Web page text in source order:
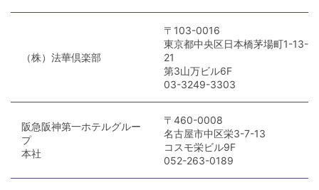
（株）法華倶楽部
〒103-0016
東京都中央区日本橋茅場町1-13-
21
第3山万ビル6F
03-3249-3303
阪急阪神第一ホテルグルー
プ
本社
〒460-0008
名古屋市中区栄3-7-13
コスモ栄ビル9F
052-263-0189